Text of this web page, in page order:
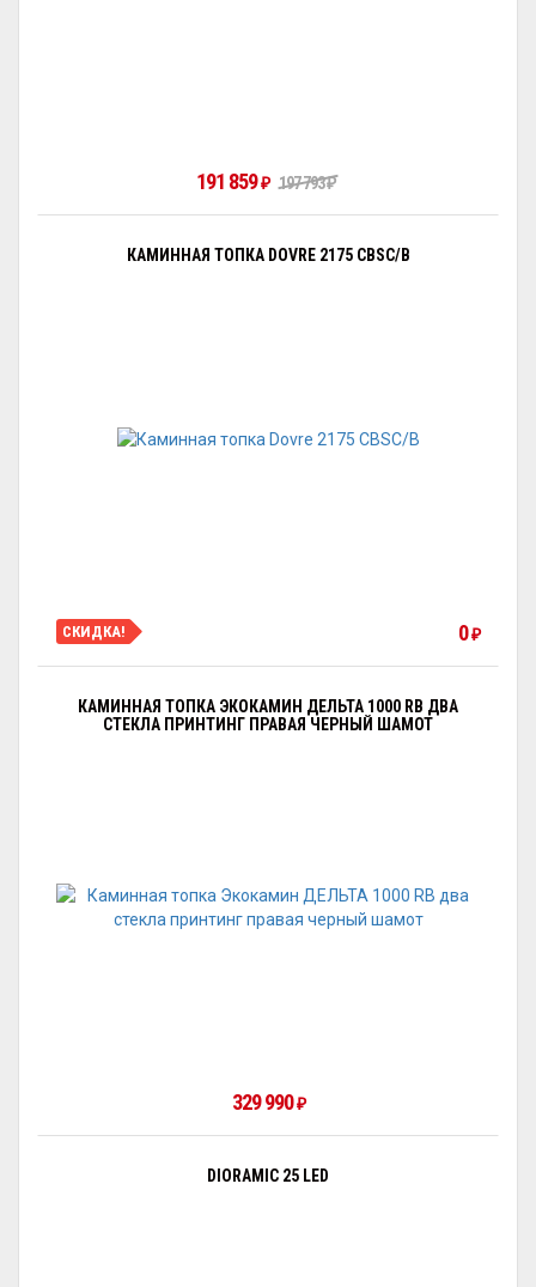
191 859 ₽ 197 793₽
КАМИННАЯ ТОПКА DOVRE 2175 CBSC/B
СКИДКА! 0 ₽
КАМИННАЯ ТОПКА ЭКОКАМИН ДЕЛЬТА 1000 RB ДВА
СТЕКЛА ПРИНТИНГ ПРАВАЯ ЧЕРНЫЙ ШАМОТ
329 990 ₽
DIORAMIC 25 LED